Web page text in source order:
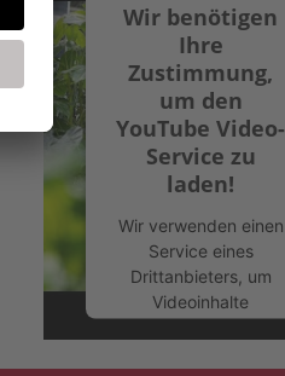
Wir benötigen
Ihre
Zustimmung,
um den
YouTube Video-
Service zu
laden!
Wir verwenden einen
Service eines
Drittanbieters, um
Videoinhalte